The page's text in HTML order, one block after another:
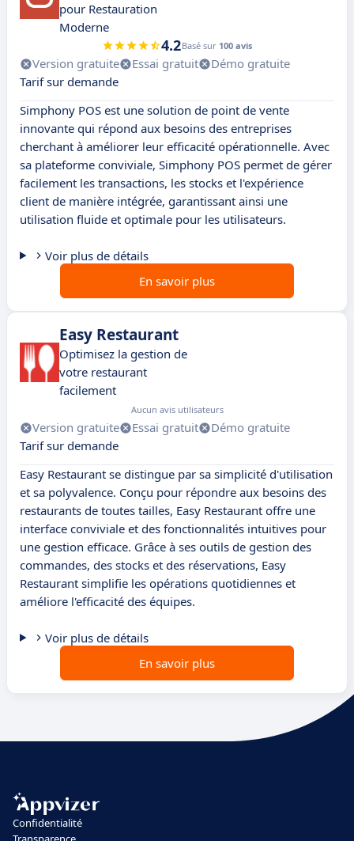
pour Restauration
Moderne
4.2Basé sur 100 avis
Version gratuite Essai gratuit
Démo gratuite
Tarif sur demande
Simphony POS est une solution de point de vente
innovante qui répond aux besoins des entreprises
cherchant à améliorer leur efficacité opérationnelle. Avec
sa plateforme conviviale, Simphony POS permet de gérer
facilement les transactions, les stocks et l'expérience
client de manière intégrée, garantissant ainsi une
utilisation fluide et optimale pour les utilisateurs.
Voir plus de détails
En savoir plus
Easy Restaurant
Optimisez la gestion de
votre restaurant
facilement
Aucun avis utilisateurs
Version gratuite Essai gratuit
Démo gratuite
Tarif sur demande
Easy Restaurant se distingue par sa simplicité d'utilisation
et sa polyvalence. Conçu pour répondre aux besoins des
restaurants de toutes tailles, Easy Restaurant offre une
interface conviviale et des fonctionnalités intuitives pour
une gestion efficace. Grâce à ses outils de gestion des
commandes, des stocks et des réservations, Easy
Restaurant simplifie les opérations quotidiennes et
améliore l'efficacité des équipes.
Voir plus de détails
En savoir plus
Confidentialité